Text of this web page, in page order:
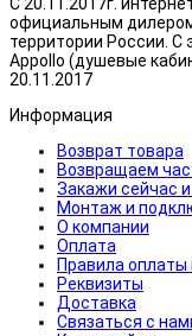
С 20.11.2017г.
официальным
территории России. С
Appollo (душевые
20.11.2017
Информация
Возврат товара
Возвращаем
Закажи сейчас
Монтаж и
О компании
Оплата
Правила оплаты
Реквизиты
Доставка
Связаться с